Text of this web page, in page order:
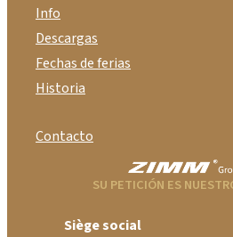
Info
Descargas
Fechas de ferias
Historia
Contacto
SU PETICIÓN ES
Siège social